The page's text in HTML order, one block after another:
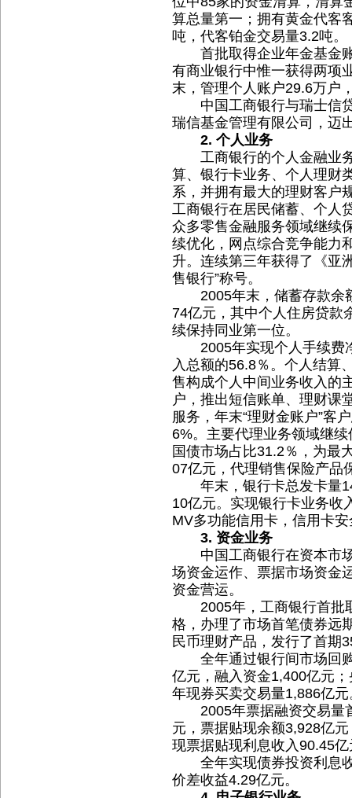
算总量第一；拥有黄金代客
吨，代客铂金交易量3.2吨。
首批取得企业年金基金账
有商业银行中惟一获得两项
末，管理个人账户29.6万户
中国工商银行与瑞士信贷
瑞信基金管理有限公司，迈
2. 个人业务
工商银行的个人金融业务
算、银行卡业务、个人理财
系，并拥有最大的理财客户
工商银行在居民储蓄、个人
众多零售金融服务领域继续
续优化，网点综合竞争能力
升。连续第三年获得了《亚
售银行”称号。
2005年末，储蓄存款余
74亿元，其中个人住房贷款
续保持同业第一位。
2005年实现个人手续费
入总额的56.8％。个人结算
售构成个人中间业务收入的
户，推出短信账单、理财课
服务，年末“理财金账户”客
6%。主要代理业务领域继
国债市场占比31.2％，为最
07亿元，代理销售保险产品
年末，银行卡总发卡量
10亿元。实现银行卡业务收
MV多功能信用卡，信用卡
3. 资金业务
中国工商银行在资本市场
场资金运作、票据市场资金
资金营运。
2005年，工商银行首批
格，办理了市场首笔债券远
民币理财产品，发行了首期
全年通过银行间市场回购
亿元，融入资金1,400亿元
年现券买卖交易量1,886亿元
2005年票据融资交易量
元，票据贴现余额3,928亿
现票据贴现利息收入90.45亿
全年实现债券投资利息收
价差收益4.29亿元。